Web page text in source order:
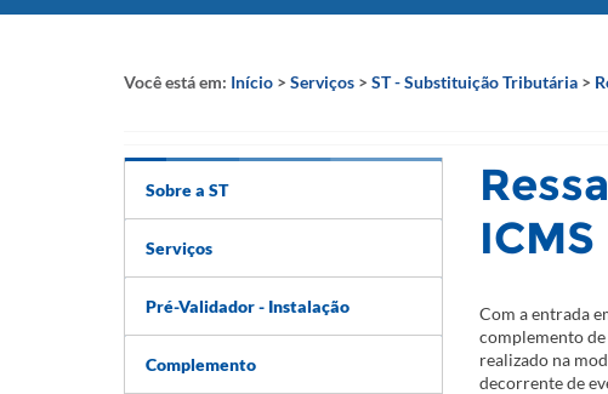
Você está em: Início > Serviços > ST - Substituição Tributária >
Sobre a ST
Serviços
Pré-Validador - Instalação
Complemento
​Com a entrada
complemento
realizado na
decorrente de